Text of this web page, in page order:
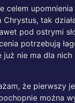
Chrystus, tak
pod ostrymi
potrzebują
nie ma dla
że pierwszy
można